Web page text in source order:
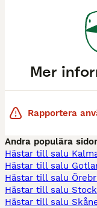
Mer
Rapportera
Andra populära sidor
Hästar till salu
Hästar till salu
Hästar till salu
Hästar till salu
Hästar till salu